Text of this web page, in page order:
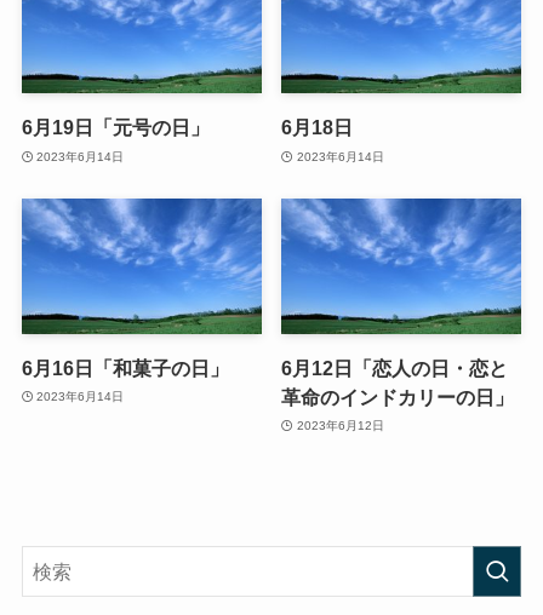
6月19日「元号の日」
2023年6月14日
6月18日
2023年6月14日
6月16日「和菓子の日」
2023年6月14日
6月12日「恋人の日・恋と
革命のインドカリーの日」
2023年6月12日